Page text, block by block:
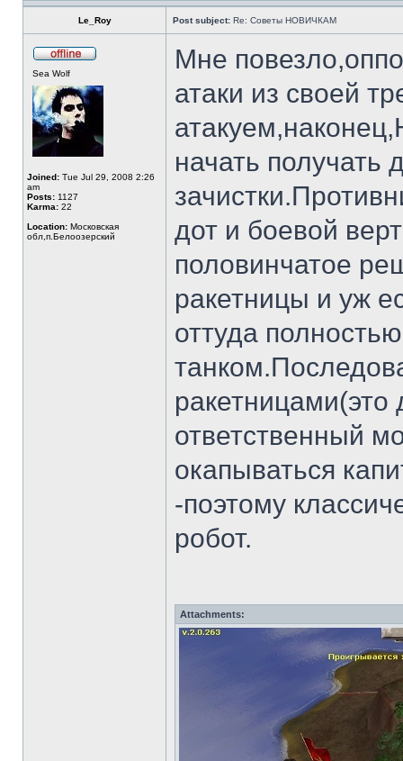
Le_Roy Post subject: Re: Советы НОВИЧКАМ
Sea Wolf
Joined: Tue Jul 29, 2008 2:26
am
Posts: 1127
Karma: 22
Location: Московская
обл,п.Белоозерский
Мне
атаки из своей
начать получать
дот и боевой
половинчатое
ракетницы и уж
оттуда
ответственный
окапываться
-поэтому
робот.
Attachments: